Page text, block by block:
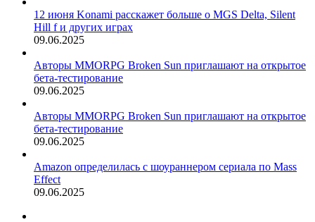
12 июня Konami расскажет больше о MGS Delta, Silent
Hill f и других играх
09.06.2025
Авторы MMORPG Broken Sun приглашают на открытое
бета-тестирование
09.06.2025
Авторы MMORPG Broken Sun приглашают на открытое
бета-тестирование
09.06.2025
Amazon определилась с шоураннером сериала по Mass
Effect
09.06.2025